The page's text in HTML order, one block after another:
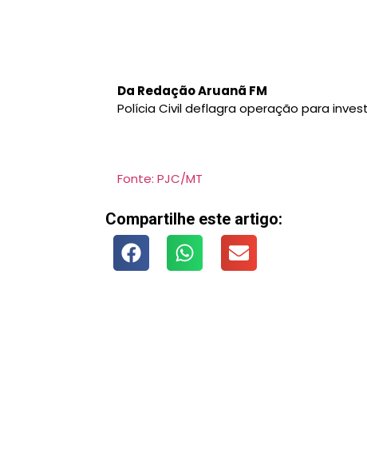
Da Redação Aruanã FM
Polícia Civil deflagra operação para
Fonte: PJC/MT
Compartilhe este artigo: